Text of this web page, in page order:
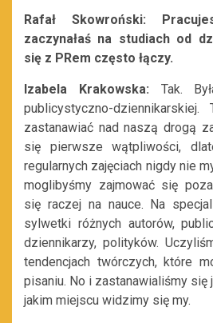
Rafał Skowroński:
zaczynałaś na studiach od
się z PRem często łączy.
Izabela Krakowska: Tak.
publicystyczno-
zastanawiać nad naszą drogą
się pierwsze wątpliwości,
regularnych zajęciach nigdy nie
moglibyśmy zajmować się
się raczej na nauce. Na
sylwetki różnych autorów,
dziennikarzy, polityków.
tendencjach twórczych, które
pisaniu. No i zastanawialiśmy
jakim miejscu widzimy się my.